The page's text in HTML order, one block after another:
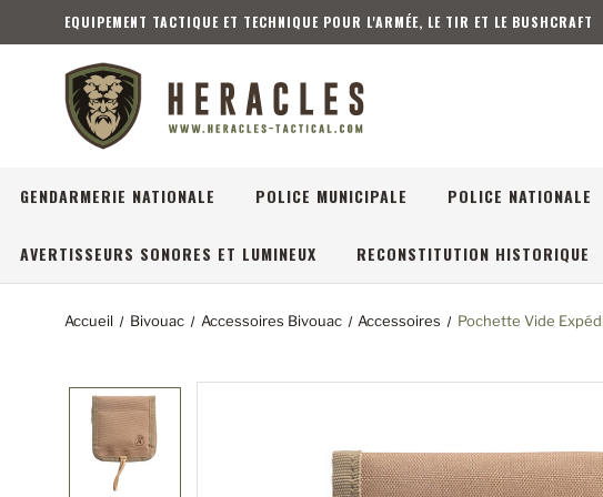
EQUIPEMENT TACTIQUE ET TECHNIQUE POUR L'ARMÉE, LE TIR ET LE BUSHCRAFT
GENDARMERIE NATIONALE POLICE MUNICIPALE POLICE NATIONALE
AVERTISSEURS SONORES ET LUMINEUX RECONSTITUTION HISTORIQUE
Accueil Bivouac Accessoires Bivouac Accessoires Pochette Vide